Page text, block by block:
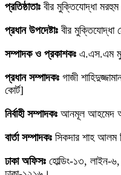
প্রতিষ্ঠাতাঃ বীর মুক্তিযোদ্ধা
প্রধান উপদেষ্টাঃ বীর মুক্তিযোদ্ধা
সম্পাদক ও প্রকাশকঃ এ.এস.এম
প্রধান সম্পাদকঃ গাজী
কোর্ট]
নির্বাহী সম্পাদকঃ আনমূল আহমেদ
বার্তা সম্পাদকঃ সিকদার শাহ
ঢাকা অফিসঃ হোল্ডিং-১৩, লাইন-